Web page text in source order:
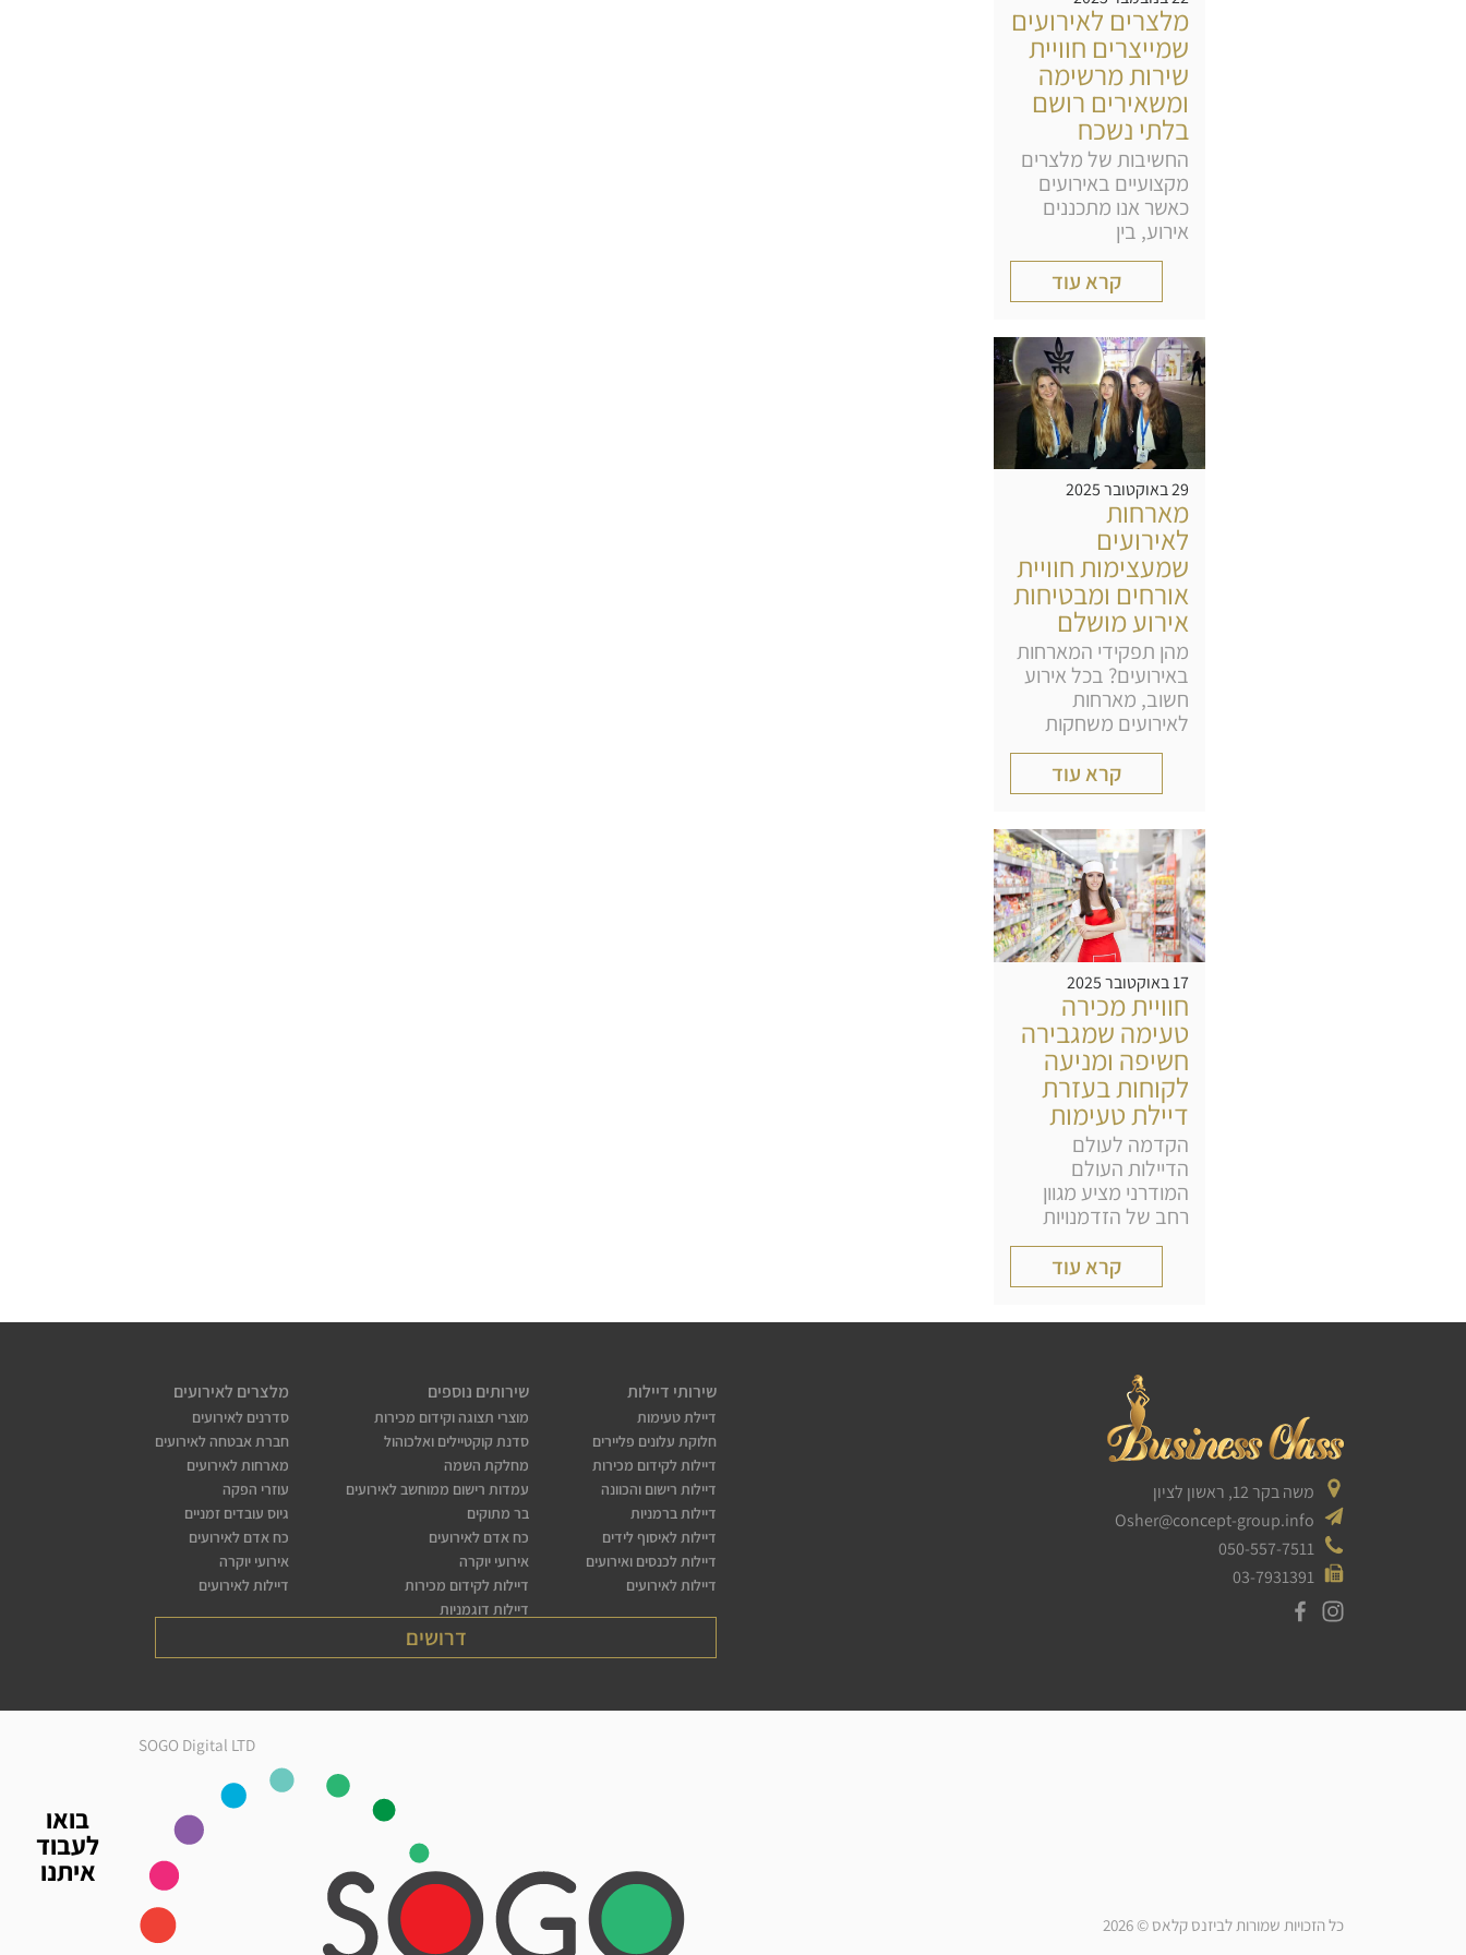
בואו
לעבוד
איתנו
מלצרים לאירועים
שמייצרים חוויית
שירות מרשימה
ומשאירים רושם
בלתי נשכח
החשיבות של מלצרים
מקצועיים באירועים
כאשר אנו מתכננים
אירוע, בין
קרא עוד
29 באוקטובר 2025
מארחות
לאירועים
שמעצימות חוויית
אורחים ומבטיחות
אירוע מושלם
מהן תפקידי המארחות
באירועים? בכל אירוע
חשוב, מארחות
לאירועים משחקות
קרא עוד
17 באוקטובר 2025
חוויית מכירה
טעימה שמגבירה
חשיפה ומניעה
לקוחות בעזרת
דיילת טעימות
הקדמה לעולם
הדיילות העולם
המודרני מציע מגוון
רחב של הזדמנויות
קרא עוד
משה בקר 12, ראשון לציון
Osher@concept-group.info
050-557-7511
03-7931391
שירותי דיילות
דיילת טעימות
חלוקת עלונים פליירים
דיילות לקידום מכירות
דיילות רישום והכוונה
דיילות ברמניות
דיילות לאיסוף לידים
דיילות לכנסים ואירועים
דיילות לאירועים
שירותים נוספים
מוצרי תצוגה וקידום מכירות
סדנת קוקטיילים ואלכוהול
מחלקת השמה
עמדות רישום ממוחשב לאירועים
בר מתוקים
כח אדם לאירועים
אירועי יוקרה
דיילות לקידום מכירות
דיילות דוגמניות
מלצרים לאירועים
סדרנים לאירועים
חברת אבטחה לאירועים
מארחות לאירועים
עוזרי הפקה
גיוס עובדים זמניים
כח אדם לאירועים
אירועי יוקרה
דיילות לאירועים
דרושים
כל הזכויות שמורות לביזנס קלאס © 2026
SOGO Digital LTD